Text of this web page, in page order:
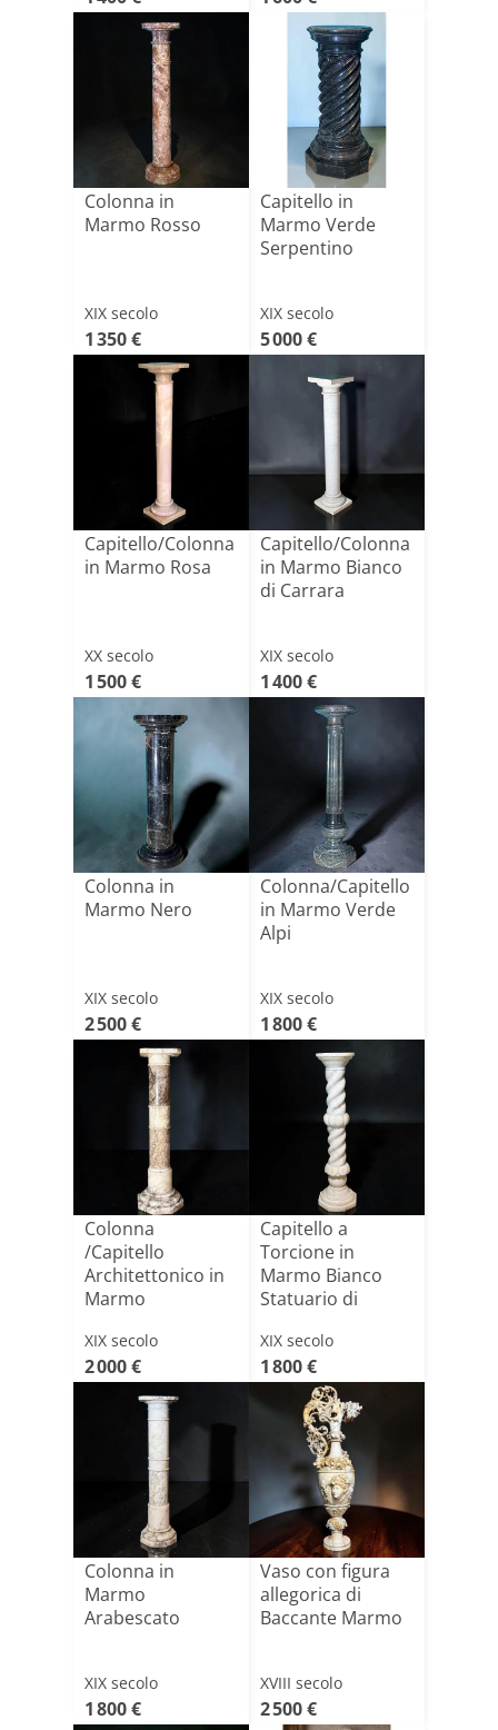
Colonna in
Marmo Rosso
XIX secolo
1 350 €
Capitello in
Marmo Verde
Serpentino
XIX secolo
5 000 €
Capitello/Colonna
in Marmo Rosa
XX secolo
1 500 €
Capitello/Colonna
in Marmo Bianco
di Carrara
XIX secolo
1 400 €
Colonna in
Marmo Nero
XIX secolo
2 500 €
Colonna/Capitello
in Marmo Verde
Alpi
XIX secolo
1 800 €
Colonna
/Capitello
Architettonico in
Marmo
XIX secolo
2 000 €
Capitello a
Torcione in
Marmo Bianco
Statuario di
XIX secolo
1 800 €
Colonna in
Marmo
Arabescato
XIX secolo
1 800 €
Vaso con figura
allegorica di
Baccante Marmo
XVIII secolo
2 500 €